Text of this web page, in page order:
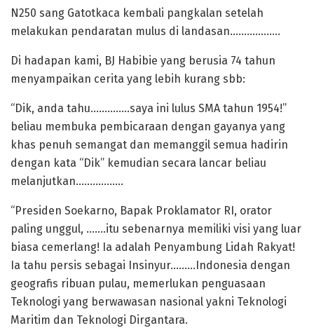
N250 sang Gatotkaca kembali pangkalan setelah
melakukan pendaratan mulus di landasan………………
Di hadapan kami, BJ Habibie yang berusia 74 tahun
menyampaikan cerita yang lebih kurang sbb:
“Dik, anda tahu…………..saya ini lulus SMA tahun 1954!”
beliau membuka pembicaraan dengan gayanya yang
khas penuh semangat dan memanggil semua hadirin
dengan kata “Dik” kemudian secara lancar beliau
melanjutkan……………..
“Presiden Soekarno, Bapak Proklamator RI, orator
paling unggul, …….itu sebenarnya memiliki visi yang luar
biasa cemerlang! Ia adalah Penyambung Lidah Rakyat!
Ia tahu persis sebagai Insinyur………Indonesia dengan
geografis ribuan pulau, memerlukan penguasaan
Teknologi yang berwawasan nasional yakni Teknologi
Maritim dan Teknologi Dirgantara.